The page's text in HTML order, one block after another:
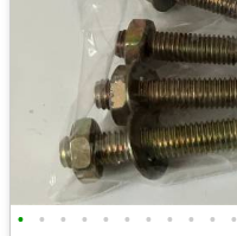
• • • • • • • • • • •